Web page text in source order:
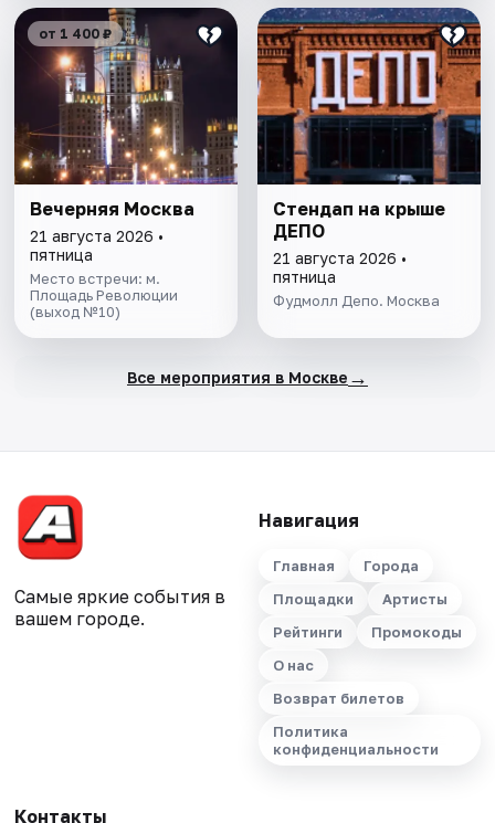
от 1 400 ₽
Вечерняя Москва
21 августа 2026 •
пятница
Место встречи: м.
Площадь Революции
(выход №10)
Стендап на крыше
ДЕПО
21 августа 2026 •
пятница
Фудмолл Депо. Москва
Все мероприятия в Москве →
Самые яркие события в
вашем городе.
Навигация
Главная
Города
Площадки
Артисты
Рейтинги
Промокоды
О нас
Возврат билетов
Политика
конфиденциальности
Контакты